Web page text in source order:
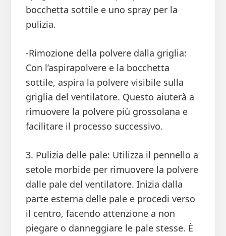
bocchetta sottile e uno spray per la
pulizia.
-Rimozione della polvere dalla griglia:
Con l’aspirapolvere e la bocchetta
sottile, aspira la polvere visibile sulla
griglia del ventilatore. Questo aiuterà a
rimuovere la polvere più grossolana e
facilitare il processo successivo.
3. Pulizia delle pale: Utilizza il pennello a
setole morbide per rimuovere la polvere
dalle pale del ventilatore. Inizia dalla
parte esterna delle pale e procedi verso
il centro, facendo attenzione a non
piegare o danneggiare le pale stesse. È